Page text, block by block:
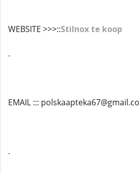
WEBSITE >>>::Stilnox te koop
.
EMAIL :::
.